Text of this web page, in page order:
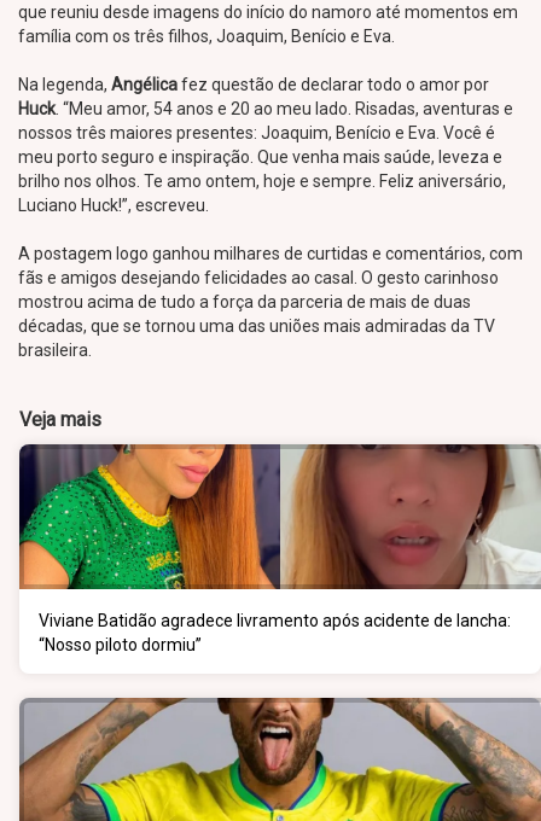
que reuniu desde imagens do início do namoro até momentos em
família com os três filhos, Joaquim, Benício e Eva.
Na legenda, Angélicafez questão de declarar todo o amor por
Huck. “Meu amor, 54 anos e 20 ao meu lado. Risadas, aventuras e
nossos três maiores presentes: Joaquim, Benício e Eva. Você é
meu porto seguro e inspiração. Que venha mais saúde, leveza e
brilho nos olhos. Te amo ontem, hoje e sempre. Feliz aniversário,
Luciano Huck!”, escreveu.
A postagem logo ganhou milhares de curtidas e comentários, com
fãs e amigos desejando felicidades ao casal. O gesto carinhoso
mostrou acima de tudo a força da parceria de mais de duas
décadas, que se tornou uma das uniões mais admiradas da TV
brasileira.
Veja mais
Viviane Batidão agradece livramento após acidente de lancha:
“Nosso piloto dormiu”